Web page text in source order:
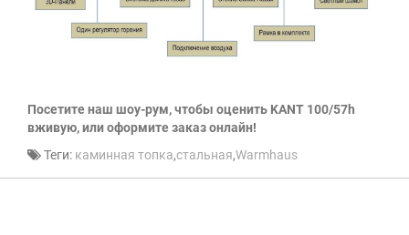
Посетите наш шоу-рум, чтобы оценить KANT 100/57h
вживую, или оформите заказ онлайн!
Теги: каминная топка,стальная,Warmhaus